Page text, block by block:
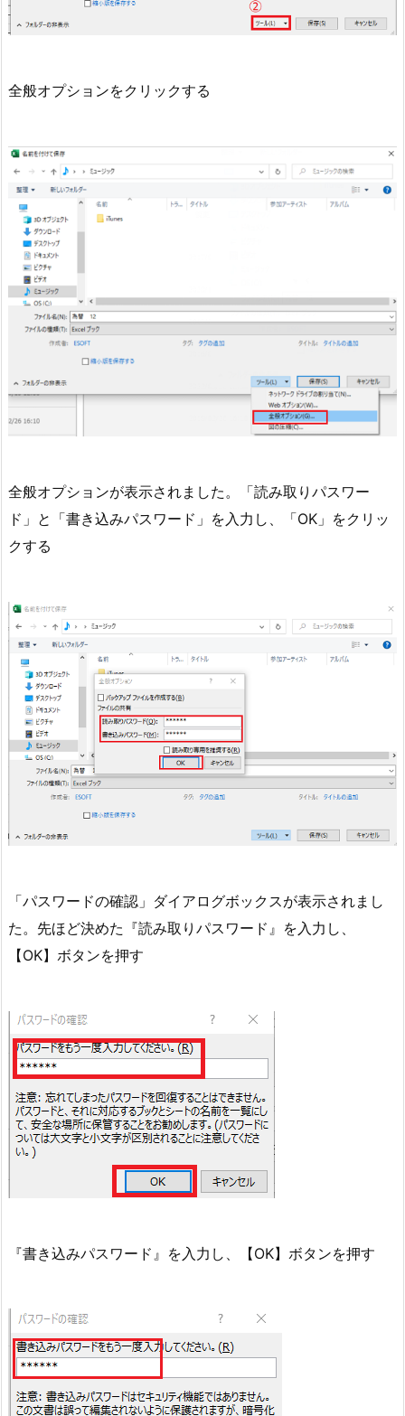
全般オプションをクリックする
全般オプションが表示されました。「読み取りパスワー
ド」と「書き込みパスワード」を入力し、「OK」をクリッ
クする
「パスワードの確認」ダイアログボックスが表示されまし
た。先ほど決めた『読み取りパスワード』を入力し、
【OK】ボタンを押す
『書き込みパスワード』を入力し、【OK】ボタンを押す